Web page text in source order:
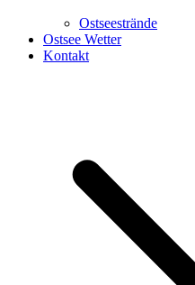
Ostseestrände
Ostsee Wetter
Kontakt